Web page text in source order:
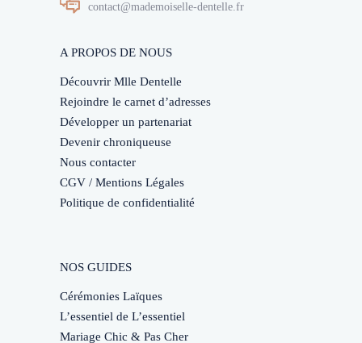
contact@mademoiselle-dentelle.fr
A PROPOS DE NOUS
Découvrir Mlle Dentelle
Rejoindre le carnet d’adresses
Développer un partenariat
Devenir chroniqueuse
Nous contacter
CGV / Mentions Légales
Politique de confidentialité
NOS GUIDES
Cérémonies Laïques
L’essentiel de L’essentiel
Mariage Chic & Pas Cher